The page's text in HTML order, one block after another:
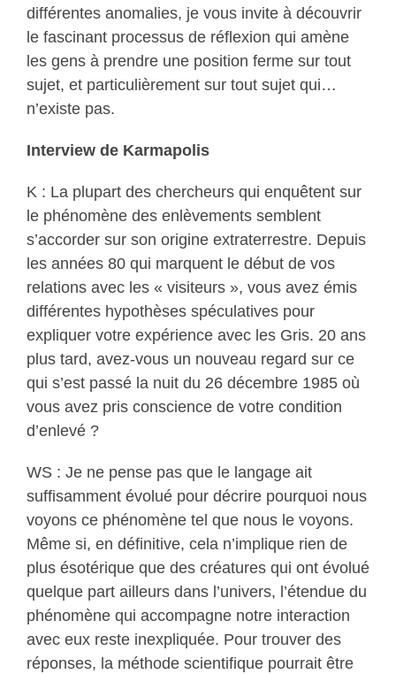
différentes anomalies, je vous invite à découvrir
le fascinant processus de réflexion qui amène
les gens à prendre une position ferme sur tout
sujet, et particulièrement sur tout sujet qui…
n’existe pas.
Interview de Karmapolis
K : La plupart des chercheurs qui enquêtent sur
le phénomène des enlèvements semblent
s’accorder sur son origine extraterrestre. Depuis
les années 80 qui marquent le début de vos
relations avec les « visiteurs », vous avez émis
différentes hypothèses spéculatives pour
expliquer votre expérience avec les Gris. 20 ans
plus tard, avez-vous un nouveau regard sur ce
qui s’est passé la nuit du 26 décembre 1985 où
vous avez pris conscience de votre condition
d’enlevé ?
WS : Je ne pense pas que le langage ait
suffisamment évolué pour décrire pourquoi nous
voyons ce phénomène tel que nous le voyons.
Même si, en définitive, cela n’implique rien de
plus ésotérique que des créatures qui ont évolué
quelque part ailleurs dans l’univers, l’étendue du
phénomène qui accompagne notre interaction
avec eux reste inexpliquée. Pour trouver des
réponses, la méthode scientifique pourrait être